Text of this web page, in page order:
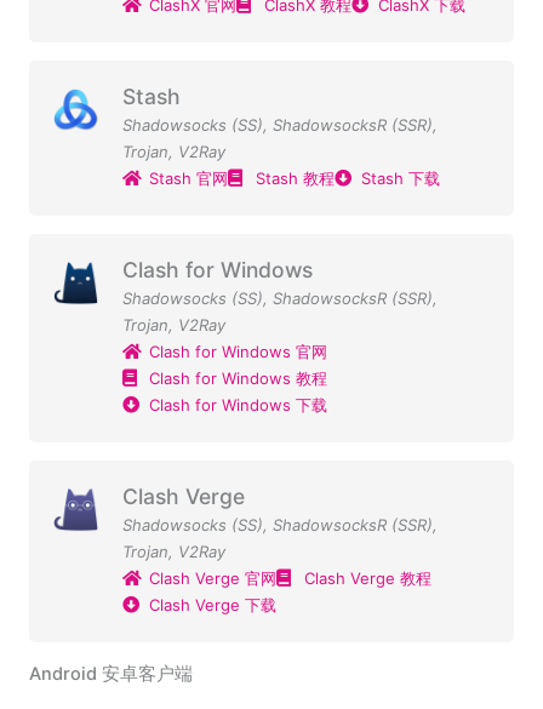
ClashX 官网
ClashX 教程 ClashX 下载
Stash
Shadowsocks (SS), ShadowsocksR (SSR),
Trojan, V2Ray
Stash 官网
Stash 教程 Stash 下载
Clash for Windows
Shadowsocks (SS), ShadowsocksR (SSR),
Trojan, V2Ray
Clash for Windows 官网
Clash for Windows 教程
Clash for Windows 下载
Clash Verge
Shadowsocks (SS), ShadowsocksR (SSR),
Trojan, V2Ray
Clash Verge 官网
Clash Verge 教程
Clash Verge 下载
Android 安卓客户端